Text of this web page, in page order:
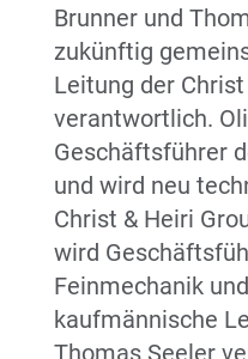
Brunner und
zukünftig
Leitung der
verantwortlich.
Geschäftsführer
und wird neu
Christ & Heiri
wird
Feinmechanik
kaufmännische
Thomas Seeler